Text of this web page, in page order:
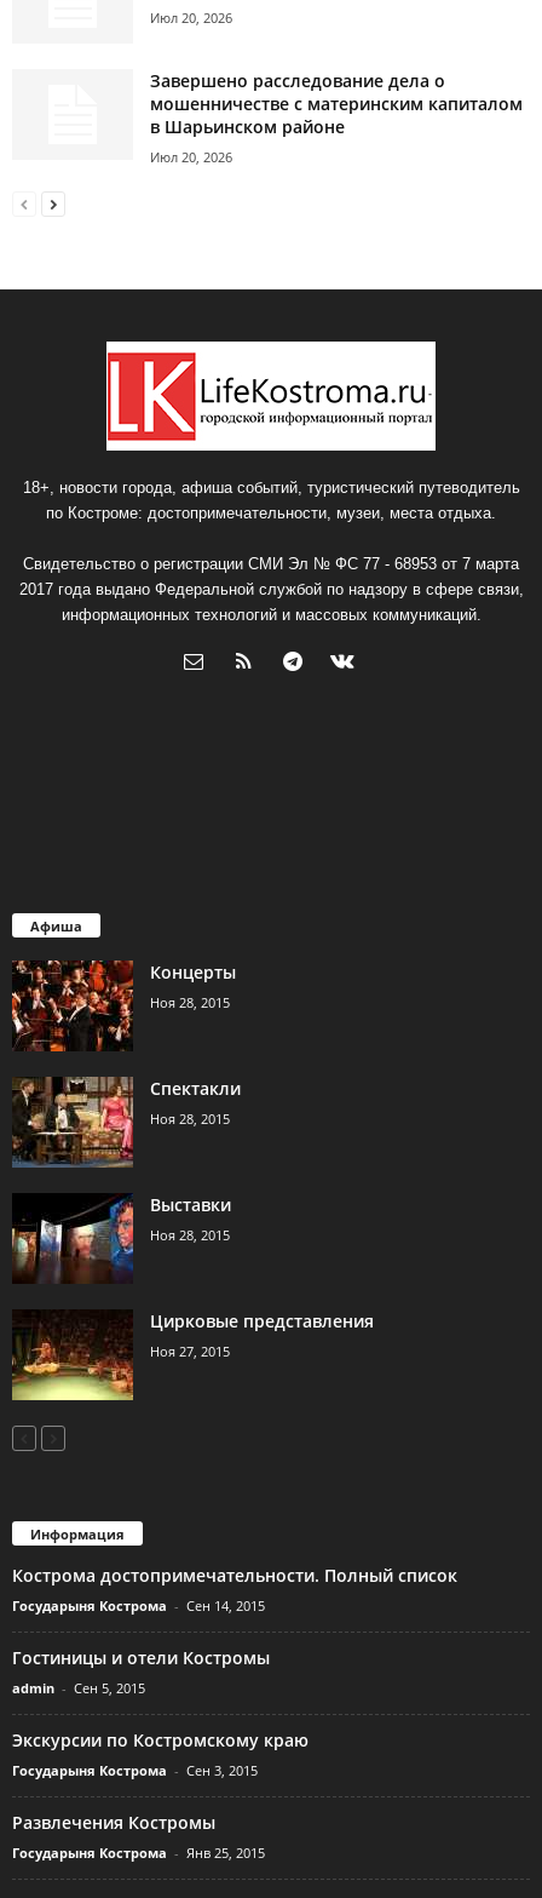
Июл 20, 2026
Завершено расследование дела о
мошенничестве с материнским капиталом
в Шарьинском районе
Июл 20, 2026
18+, новости города, афиша событий, туристический путеводитель
по Костроме: достопримечательности, музеи, места отдыха.
Свидетельство о регистрации СМИ Эл № ФС 77 - 68953 от 7 марта
2017 года выдано Федеральной службой по надзору в сфере связи,
информационных технологий и массовых коммуникаций.
Афиша
Концерты
Ноя 28, 2015
Спектакли
Ноя 28, 2015
Выставки
Ноя 28, 2015
Цирковые представления
Ноя 27, 2015
Информация
Кострома достопримечательности. Полный список
Государыня Кострома - Сен 14, 2015
Гостиницы и отели Костромы
admin - Сен 5, 2015
Экскурсии по Костромскому краю
Государыня Кострома - Сен 3, 2015
Развлечения Костромы
Государыня Кострома - Янв 25, 2015